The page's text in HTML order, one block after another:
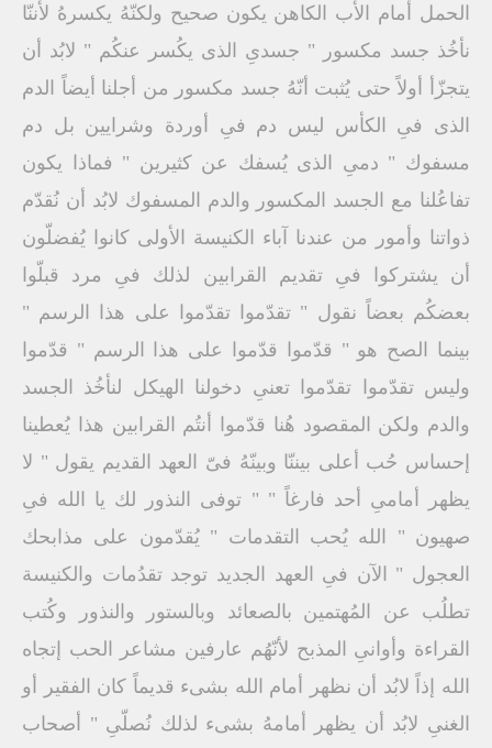
الحمل أمام الأب الكاهن يكون صحيح ولكنّهُ يكسرهُ لأننّا
نأخُذ جسد مكسور " جسدىِ الذى يكُسر عنكُم " لابُد أن
يتجزّأ أولاً حتى يُثبت أنّهُ جسد مكسور من أجلنا أيضاً الدم
الذى فىِ الكأس ليس دم فىِ أوردة وشرايين بل دم
مسفوك " دمىِ الذى يُسفك عن كثيرين " فماذا يكون
تفاعُلنا مع الجسد المكسور والدم المسفوك لابُد أن نُقدّم
ذواتنا وأمور من عندنا آباء الكنيسة الأولى كانوا يُفضلّون
أن يشتركوا فىِ تقديم القرابين لذلك فىِ مرد قبلّوا
بعضكُم بعضاً نقول " تقدّموا تقدّموا على هذا الرسم "
بينما الصح هو " قدّموا قدّموا على هذا الرسم " قدّموا
وليس تقدّموا تقدّموا تعنىِ دخولنا الهيكل لنأخُذ الجسد
والدم ولكن المقصود هُنا قدّموا أنتُم القرابين هذا يُعطينا
إحساس حُب أعلى بيننّا وبينّهُ فىّ العهد القديم يقول " لا
يظهر أمامىِ أحد فارغاً " " توفى النذور لك يا الله فىِ
صهيون " الله يُحب التقدمات " يُقدّمون على مذابحك
العجول " الآن فىِ العهد الجديد توجد تقدُمات والكنيسة
تطلُب عن المُهتمين بالصعائد وبالستور والنذور وكُتب
القراءة وأوانىِ المذبح لأنّهُم عارفين مشاعر الحب إتجاه
الله إذاً لابُد أن نظهر أمام الله بشىء قديماً كان الفقير أو
الغنىِ لابُد أن يظهر أمامهُ بشىء لذلك نُصلّىِ " أصحاب